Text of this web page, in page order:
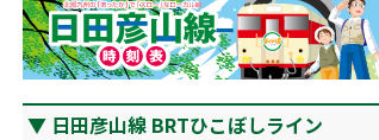
日田彦山線 BRTひこぼしライン